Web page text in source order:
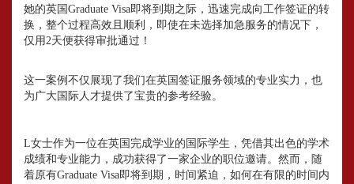
她的英国Graduate Visa即将到期之际，迅速完成向工作签证的转
换，整个过程高效且顺利，即使在未选择加急服务的情况下，
仅用2天便获得审批通过！
这一案例不仅展现了我们在英国签证服务领域的专业实力，也
为广大国际人才提供了宝贵的参考经验。
L女士作为一位在英国完成学业的国际学生，凭借其出色的学术
成绩和专业能力，成功获得了一家企业的职位邀请。然而，随
着原有Graduate Visa即将到期，时间紧迫，如何在有限的时间内